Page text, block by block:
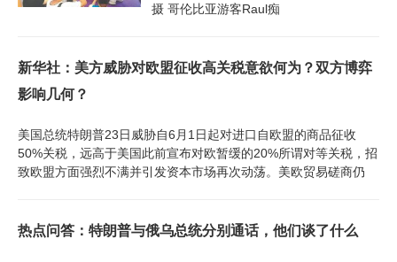
摄 哥伦比亚游客Raul痴
新华社：美方威胁对欧盟征收高关税意欲何为？双方博弈
影响几何？
美国总统特朗普23日威胁自6月1日起对进口自欧盟的商品征收
50%关税，远高于美国此前宣布对欧暂缓的20%所谓对等关税，招
致欧盟方面强烈不满并引发资本市场再次动荡。美欧贸易磋商仍
热点问答：特朗普与俄乌总统分别通话，他们谈了什么